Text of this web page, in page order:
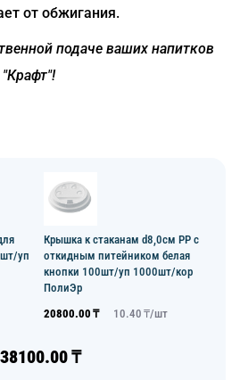
от обжигания.
подаче ваших напитков
уп
Крышка к стаканам d8,0см PP с
откидным питейником белая
кнопки 100шт/уп 1000шт/кор
ПолиЭр
20800.00 ₸ 10.40 ₸/шт
38100.00₸